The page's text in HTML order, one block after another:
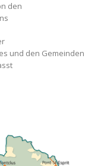
den
und den Gemeinden